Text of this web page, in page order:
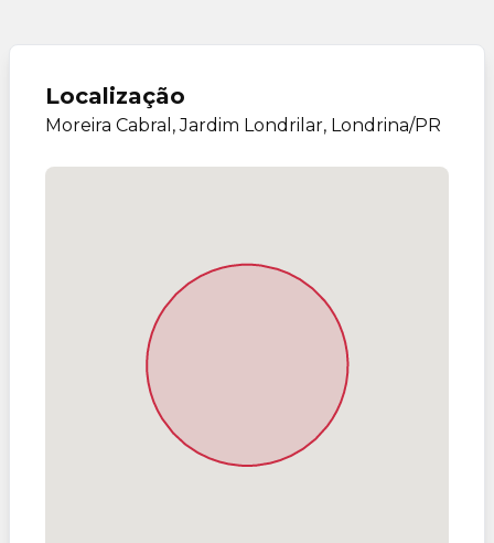
Localização
Moreira Cabral, Jardim Londrilar, Londrina/PR